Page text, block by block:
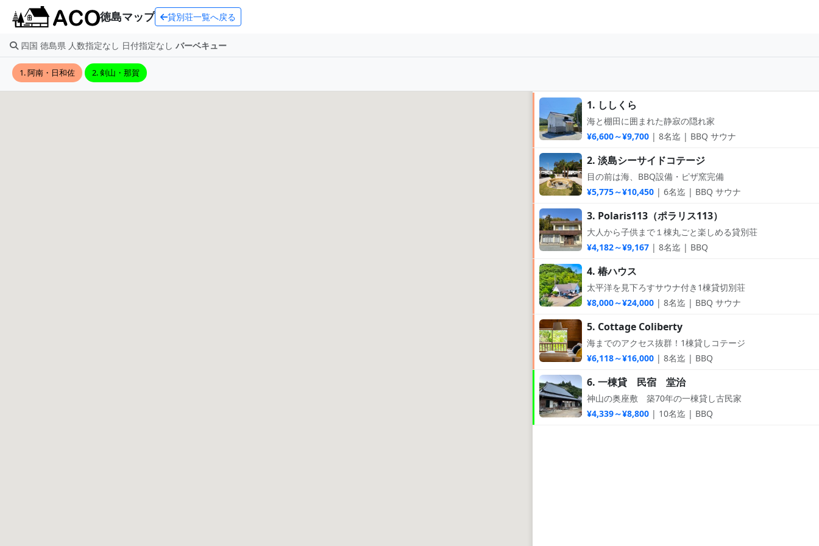
徳島マップ 貸別荘一覧へ戻る
四国 徳島県 人数指定なし 日付指定なし バーベキュー
1. 阿南・日和佐 2. 剣山・那賀
1. ししくら
海と棚田に囲まれた静寂の隠れ家
¥6,600～¥9,700| 8名迄 | BBQ サウナ
2. 淡島シーサイドコテージ
目の前は海、BBQ設備・ピザ窯完備
¥5,775～¥10,450| 6名迄 | BBQ サウナ
3. Polaris113（ポラリス113）
大人から子供まで１棟丸ごと楽しめる貸別荘
¥4,182～¥9,167| 8名迄 | BBQ
4. 椿ハウス
太平洋を見下ろすサウナ付き1棟貸切別荘
¥8,000～¥24,000| 8名迄 | BBQ サウナ
5. Cottage Coliberty
海までのアクセス抜群！1棟貸しコテージ
¥6,118～¥16,000| 8名迄 | BBQ
6. 一棟貸 民宿 堂治
神山の奥座敷 築70年の一棟貸し古民家
¥4,339～¥8,800| 10名迄 | BBQ